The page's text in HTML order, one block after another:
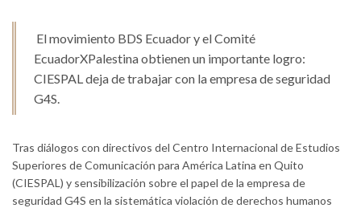
El movimiento BDS Ecuador y el Comité
EcuadorXPalestina obtienen un importante logro:
CIESPAL deja de trabajar con la empresa de seguridad
G4S.
Tras diálogos con directivos del Centro Internacional de Estudios
Superiores de Comunicación para América Latina en Quito
(CIESPAL) y sensibilización sobre el papel de la empresa de
seguridad G4S en la sistemática violación de derechos humanos